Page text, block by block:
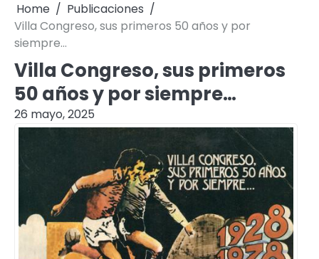
Home
Publicaciones
Villa Congreso, sus primeros 50 años y por
siempre…
Villa Congreso, sus primeros
50 años y por siempre…
26 mayo, 2025